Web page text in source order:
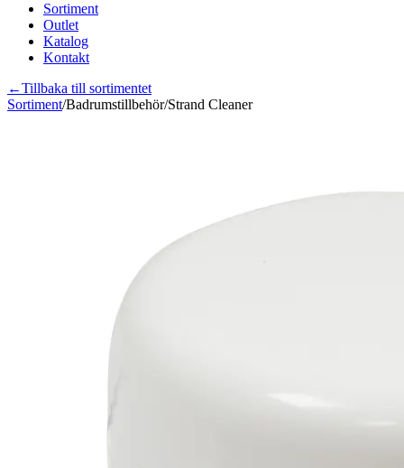
Sortiment
Outlet
Katalog
Kontakt
←Tillbaka till sortimentet
Sortiment/Badrumstillbehör/Strand Cleaner